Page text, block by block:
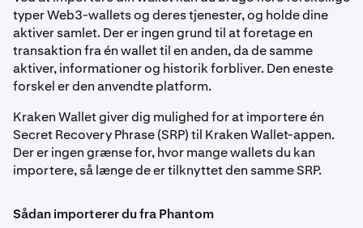
typer Web3-wallets og deres tjenester, og holde dine
aktiver samlet. Der er ingen grund til at foretage en
transaktion fra én wallet til en anden, da de samme
aktiver, informationer og historik forbliver. Den eneste
forskel er den anvendte platform.
Kraken Wallet giver dig mulighed for at importere én
Secret Recovery Phrase (SRP) til Kraken Wallet-appen.
Der er ingen grænse for, hvor mange wallets du kan
importere, så længe de er tilknyttet den samme SRP.
Sådan importerer du fra Phantom